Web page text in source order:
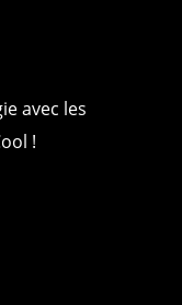
avec les
!